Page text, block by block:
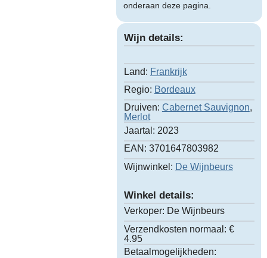
onderaan deze pagina.
Wijn details:
Land: Frankrijk
Regio: Bordeaux
Druiven: Cabernet Sauvignon,
Merlot
Jaartal: 2023
EAN: 3701647803982
Wijnwinkel: De Wijnbeurs
Winkel details:
Verkoper: De Wijnbeurs
Verzendkosten normaal: €
4.95
Betaalmogelijkheden: